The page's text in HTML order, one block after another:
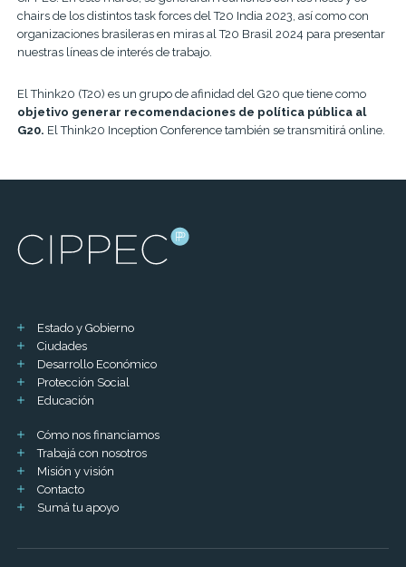
chairs de los distintos task forces del T20 India 2023, así como con
organizaciones brasileras en miras al T20 Brasil 2024 para presentar
nuestras líneas de interés de trabajo.
El Think20 (T20) es un grupo de afinidad del G20 que tiene como
objetivo generar recomendaciones de política pública al
G20. El Think20 Inception Conference también se transmitirá online.
Estado y Gobierno
Ciudades
Desarrollo Económico
Protección Social
Educación
Cómo nos financiamos
Trabajá con nosotros
Misión y visión
Contacto
Sumá tu apoyo